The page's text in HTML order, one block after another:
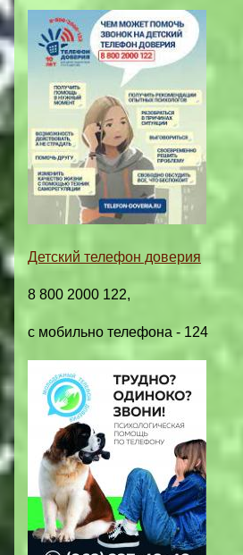
Детский телефон доверия
8 800 2000 122,
с мобильно телефона - 124